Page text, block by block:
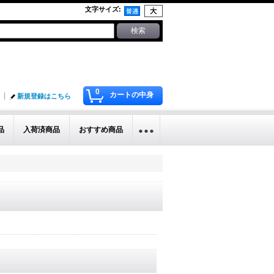
文字サイズ:
0 カートの中身
新規登録はこちら
入荷済商品 おすすめ商品